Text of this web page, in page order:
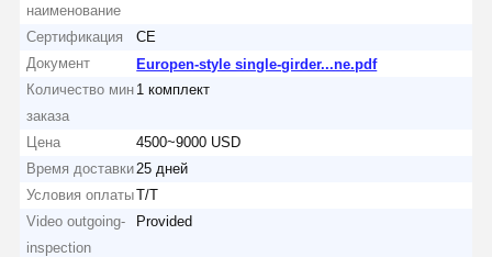
наименование
Сертификация
CE
Документ
Europen-style single-girder...ne.pdf
Количество мин
заказа
1 комплект
Цена
4500~9000 USD
Время доставки 25 дней
Условия оплатыТ/Т
Video outgoing-
inspection
Provided